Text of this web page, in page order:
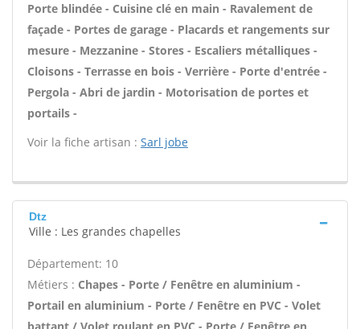
Porte blindée - Cuisine clé en main - Ravalement de
façade - Portes de garage - Placards et rangements sur
mesure - Mezzanine - Stores - Escaliers métalliques -
Cloisons - Terrasse en bois - Verrière - Porte d'entrée -
Pergola - Abri de jardin - Motorisation de portes et
portails -
Voir la fiche artisan : Sarl jobe
Dtz
Ville : Les grandes chapelles
Département: 10
Métiers : Chapes - Porte / Fenêtre en aluminium -
Portail en aluminium - Porte / Fenêtre en PVC - Volet